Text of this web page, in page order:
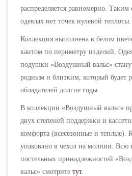
распределяется равномерно. Таким
одеялах нет точек нулевой теплоты.
Коллекция выполнена в белом
кантом по периметру изделий.
подушки «Воздушный вальс»
родным и близким, который будет
обладателей долгие годы.
В коллекции «Воздушный вальс»
двух степеней поддержки и
комфорта (всесезонные и теплые).
упаковано в чехол на молнии. Всю
постельных принадлежностей
вальс» смотрите тут.